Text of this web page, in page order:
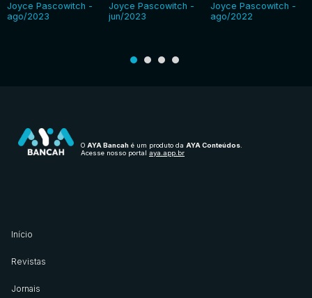
Joyce Pascowitch -
ago/2023
Joyce Pascowitch -
jun/2023
Joyce Pascowitch -
ago/2022
O AYA Bancah é um produto da AYA Conteúdos
Acesse nosso portal aya.app.br
Início
Revistas
Jornais